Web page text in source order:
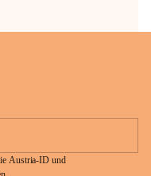
Austria-ID und